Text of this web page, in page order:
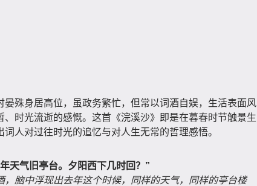
晏殊身居高位，虽政务繁忙，但常以词酒自娱，生活表面风
、时光流逝的感慨。这首《浣溪沙》即是在暮春时节触景生
人对过往时光的追忆与对人生无常的哲理感悟。
天气旧亭台。夕阳西下几时回？”
，脑中浮现出去年这个时候，同样的天气，同样的亭台楼